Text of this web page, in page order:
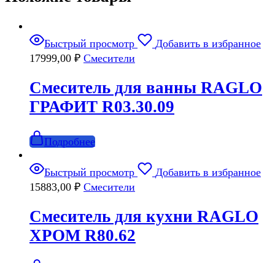
Быстрый просмотр
Добавить в избранное
17999,00 ₽ Смесители
Смеситель для ванны RAGLO
ГРАФИТ R03.30.09
Подробнее
Быстрый просмотр
Добавить в избранное
15883,00 ₽ Смесители
Смеситель для кухни RAGLO
ХРОМ R80.62